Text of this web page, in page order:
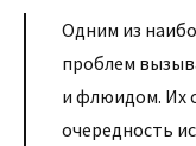
Одним из
проблем
и флюидом. Их
очередность